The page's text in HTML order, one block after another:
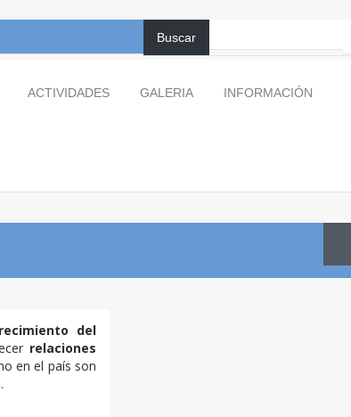
Buscar
ACTIVIDADES GALERIA INFORMACIÓN
del
relaciones
en el país son